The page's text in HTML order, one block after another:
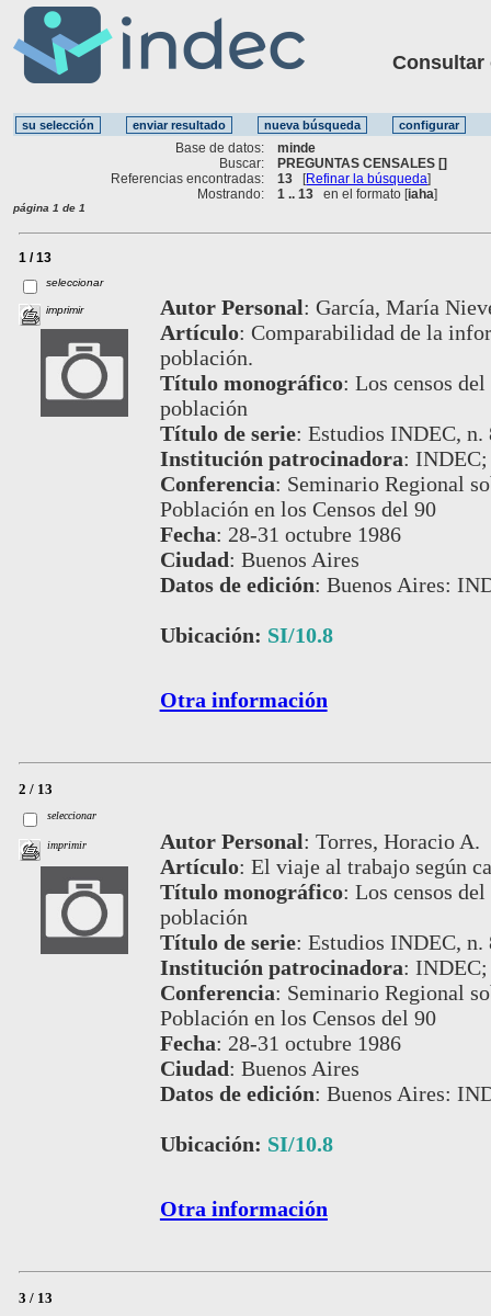
Consultar
Base de datos:
minde
Buscar:
PREGUNTAS CENSALES []
Referencias encontradas:
13 [Refinar la búsqueda]
Mostrando:
1 .. 13 en el formato [iaha]
página 1 de 1
1 / 13
seleccionar
imprimir Autor Personal: García, María
Artículo: Comparabilidad de la
población.
Título monográfico: Los censos
población
Título de serie: Estudios INDEC, n.
Institución patrocinadora:
Conferencia: Seminario Regional
Población en los Censos del 90
Fecha: 28-31 octubre 1986
Ciudad: Buenos Aires
Datos de edición: Buenos Aires:
Ubicación: SI/10.8
Otra información
2 / 13
seleccionar
imprimir Autor Personal: Torres, Horacio A.
Artículo: El viaje al trabajo según
Título monográfico: Los censos
población
Título de serie: Estudios INDEC, n.
Institución patrocinadora:
Conferencia: Seminario Regional
Población en los Censos del 90
Fecha: 28-31 octubre 1986
Ciudad: Buenos Aires
Datos de edición: Buenos Aires:
Ubicación: SI/10.8
Otra información
3 / 13